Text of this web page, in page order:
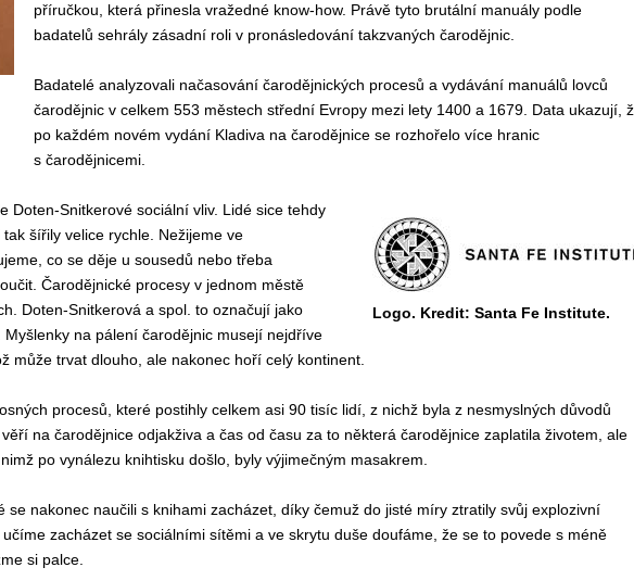
příručkou, která přinesla vražedné know-how. Právě tyto brutální manuály podle
badatelů sehrály zásadní roli v pronásledování takzvaných čarodějnic.
Badatelé analyzovali načasování čarodějnických procesů a vydávání manuálů lovců
čarodějnic v celkem 553 městech střední Evropy mezi lety 1400 a 1679. Data ukazují,
po každém novém vydání Kladiva na čarodějnice se rozhořelo více hranic
s čarodějnicemi.
Logo. Kredit: Santa Fe Institute.
Doten-Snitkerové sociální vliv. Lidé sice tehdy
šířily velice rychle. Nežijeme ve
co se děje u sousedů nebo třeba
Čarodějnické procesy v jednom městě
Doten-Snitkerová a spol. to označují jako
na pálení čarodějnic musejí nejdříve
může trvat dlouho, ale nakonec hoří celý kontinent.
procesů, které postihly celkem asi 90 tisíc lidí, z nichž byla z nesmyslných důvodů
na čarodějnice odjakživa a čas od času za to některá čarodějnice zaplatila životem, ale
po vynálezu knihtisku došlo, byly výjimečným masakrem.
se nakonec naučili s knihami zacházet, díky čemuž do jisté míry ztratily svůj explozivní
zacházet se sociálními sítěmi a ve skrytu duše doufáme, že se to povede s méně
si palce.